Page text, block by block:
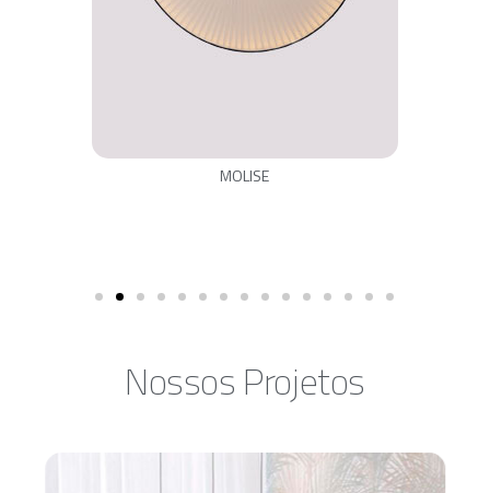
MOLISE
Nossos Projetos​